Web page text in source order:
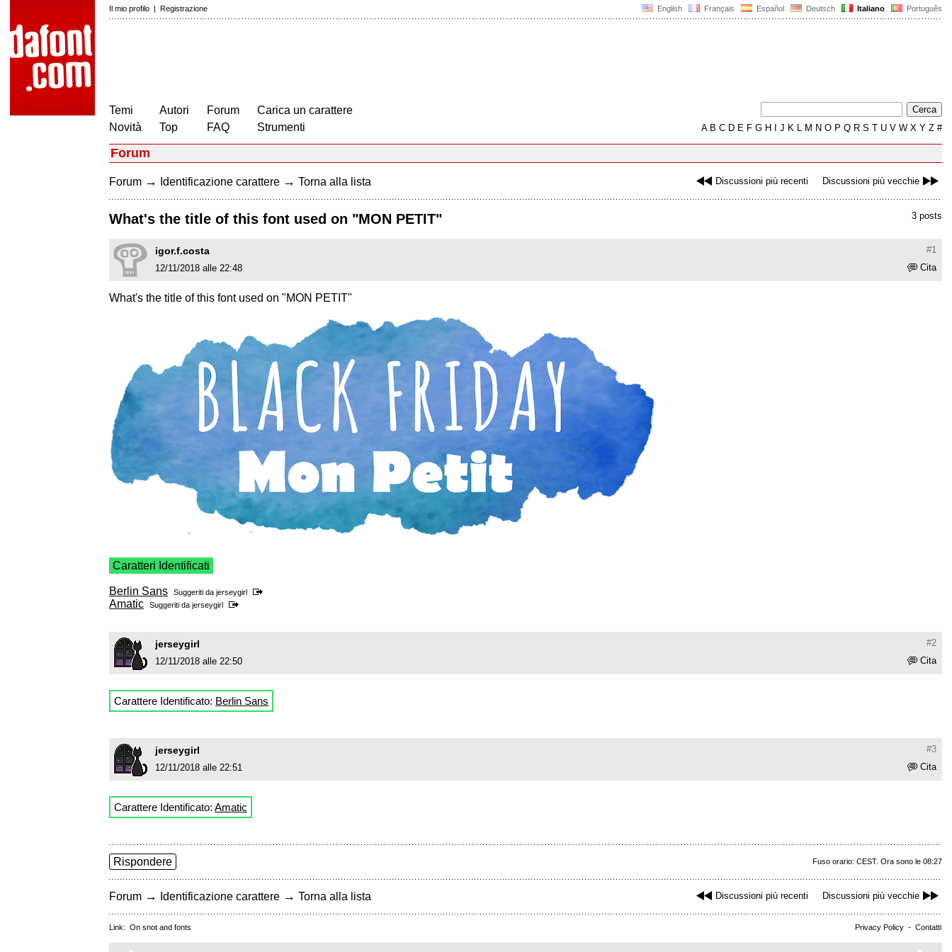
English Français Español Deutsch Italiano Português
Il mio profilo | Registrazione
Temi
Novità
Autori
Top
Forum
FAQ
Carica un carattere
Strumenti
AB C D E F G H J K L M N O P Q R S T U V W X Y Z #
Forum
Discussioni più recenti Discussioni più vecchie
Forum → Identificazione carattere → Torna alla lista
3 posts
What's the title of this font used on "MON PETIT"
#1
igor.f.costa
Cita
12/11/2018 alle 22:48
What's the title of this font used on "MON PETIT"
Caratteri Identificati
Berlin Sans Suggeriti da jerseygirl
Amatic Suggeriti da jerseygirl
#2
jerseygirl
Cita
12/11/2018 alle 22:50
Carattere Identificato: Berlin Sans
#3
jerseygirl
Cita
12/11/2018 alle 22:51
Carattere Identificato: Amatic
Fuso orario: CEST. Ora sono le 08:27
Rispondere
Discussioni più recenti Discussioni più vecchie
Forum → Identificazione carattere → Torna alla lista
Privacy Policy - Contatti
Link: On snot and fonts